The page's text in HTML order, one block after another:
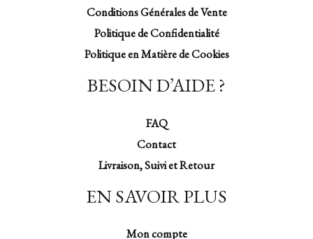
Conditions Générales de Vente
Politique de Confidentialité
Politique en Matière de Cookies
BESOIN D’AIDE ?
FAQ
Contact
Livraison, Suivi et Retour
EN SAVOIR PLUS
Mon compte